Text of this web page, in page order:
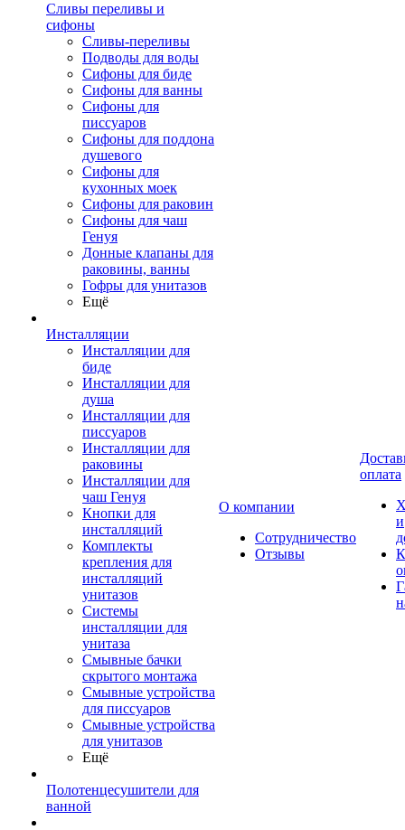
Сливы переливы и
сифоны
Сливы-переливы
Подводы для воды
Сифоны для биде
Сифоны для ванны
Сифоны для
писсуаров
Сифоны для поддона
душевого
Сифоны для
кухонных моек
Сифоны для раковин
Сифоны для чаш
Генуя
Донные клапаны для
раковины, ванны
Гофры для унитазов
Ещё
Инсталляции
Инсталляции для
биде
Инсталляции для
душа
Инсталляции для
писсуаров
Инсталляции для
раковины
Инсталляции для
чаш Генуя
Кнопки для
инсталляций
Комплекты
крепления для
инсталляций
унитазов
Системы
инсталляции для
унитаза
Смывные бачки
скрытого монтажа
Смывные устройства
для писсуаров
Смывные устройства
для унитазов
Ещё
Полотенцесушители для
ванной
О компании
Сотрудничество
Отзывы
оплата
и